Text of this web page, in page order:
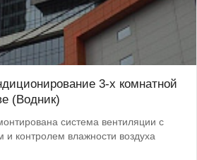
3-х комнатной
(Водник)
система вентиляции с
и контролем влажности воздуха